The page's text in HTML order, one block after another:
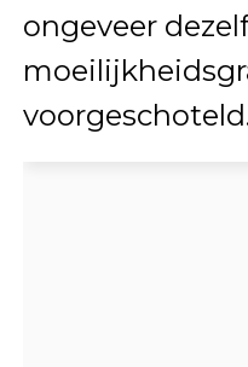
ongeveer